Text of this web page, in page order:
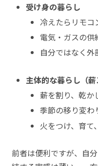
受け身の暮らし
冷えたらリモコ
電気・ガスの供
自分ではなく外
主体的な暮らし（薪
薪を割り、乾か
季節の移り変わ
火をつけ、育て
前者は便利ですが、自